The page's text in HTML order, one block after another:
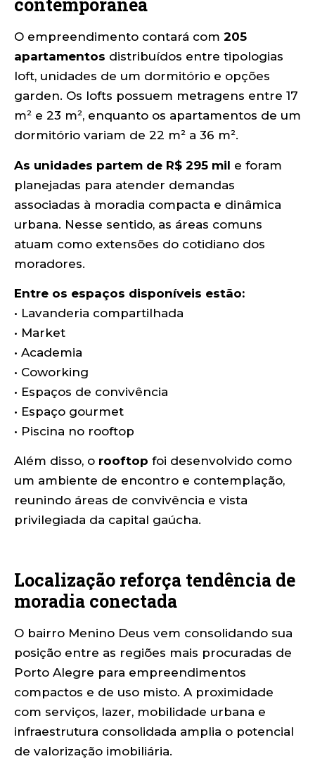
contemporânea
O empreendimento contará com 205
apartamentos distribuídos entre tipologias
loft, unidades de um dormitório e opções
garden. Os lofts possuem metragens entre 17
m² e 23 m², enquanto os apartamentos de um
dormitório variam de 22 m² a 36 m².
As unidades partem de R$ 295 mil e foram
planejadas para atender demandas
associadas à moradia compacta e dinâmica
urbana. Nesse sentido, as áreas comuns
atuam como extensões do cotidiano dos
moradores.
Entre os espaços disponíveis estão:
• Lavanderia compartilhada
• Market
• Academia
• Coworking
• Espaços de convivência
• Espaço gourmet
• Piscina no rooftop
Além disso, o rooftop foi desenvolvido como
um ambiente de encontro e contemplação,
reunindo áreas de convivência e vista
privilegiada da capital gaúcha.
Localização reforça tendência de
moradia conectada
O bairro Menino Deus vem consolidando sua
posição entre as regiões mais procuradas de
Porto Alegre para empreendimentos
compactos e de uso misto. A proximidade
com serviços, lazer, mobilidade urbana e
infraestrutura consolidada amplia o potencial
de valorização imobiliária.